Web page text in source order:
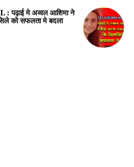
मे अव्वल आशिमा ने
को सफलता मे बदला